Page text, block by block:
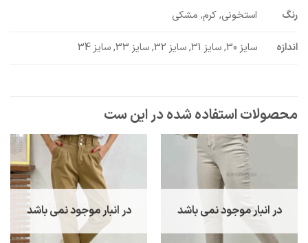
رنگ استخونی, کرم, مشکی
اندازه سایز 30, سایز 31, سایز 32, سایز 33, سایز 34
در انبار موجود نمی باشد در انبار موجود نمی باشد